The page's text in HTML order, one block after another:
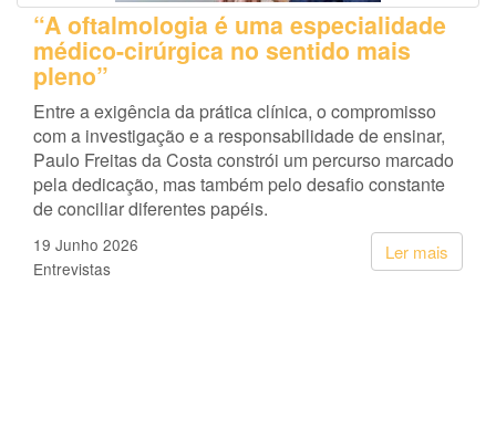
“A oftalmologia é uma especialidade
médico-cirúrgica no sentido mais
pleno”
Entre a exigência da prática clínica, o compromisso
com a investigação e a responsabilidade de ensinar,
Paulo Freitas da Costa constrói um percurso marcado
pela dedicação, mas também pelo desafio constante
de conciliar diferentes papéis.
Ler mais
19 Junho 2026
Entrevistas